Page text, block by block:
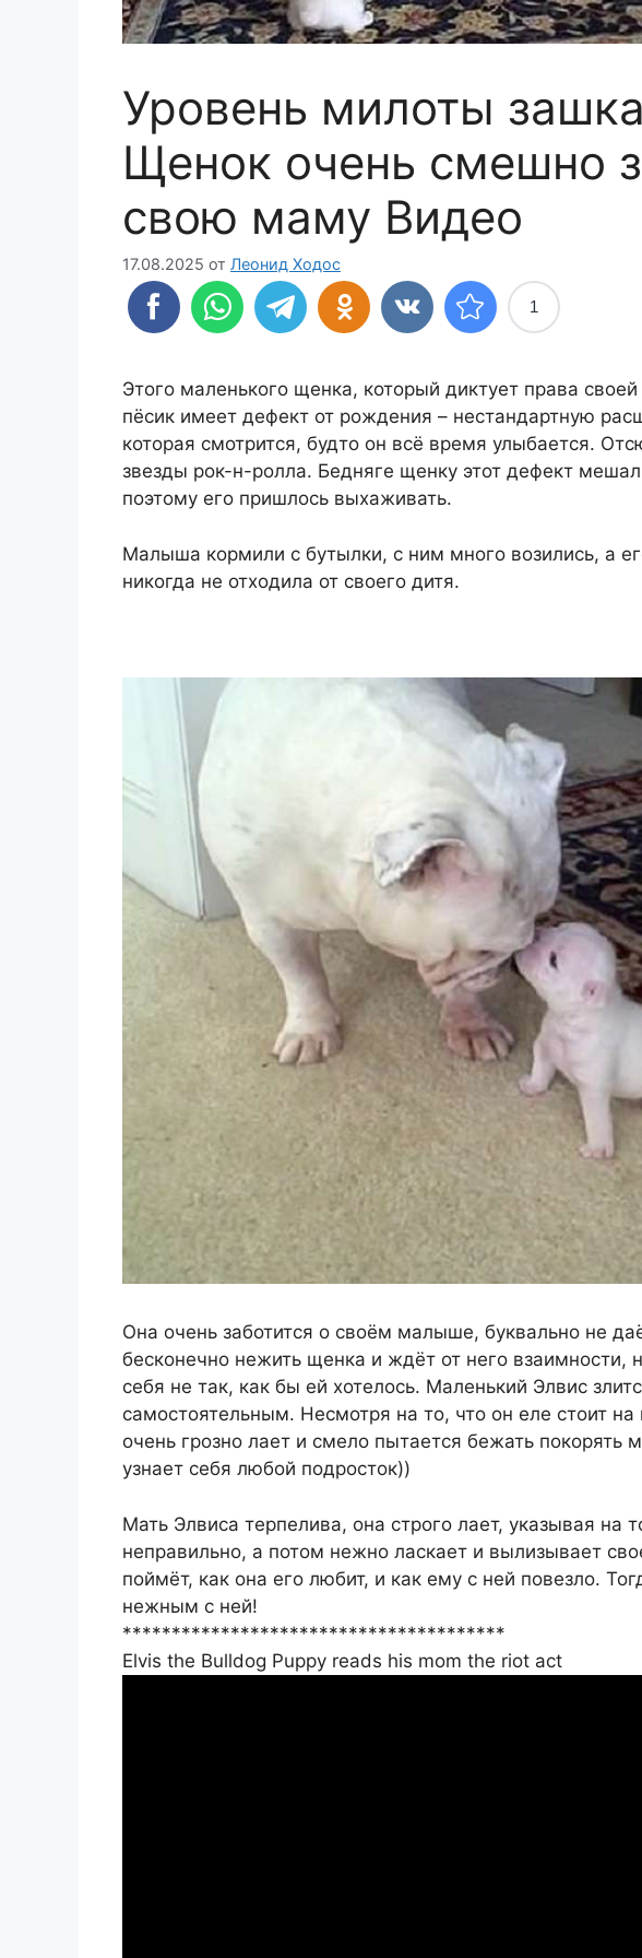
Уровень милоты
Щенок очень смешно
свою маму Видео
17.08.2025 от Леонид Ходос
1
Этого маленького щенка, который диктует права
пёсик имеет дефект от рождения – нестандартную
которая смотрится, будто он всё время улыбается.
звезды рок-н-ролла. Бедняге щенку этот дефект
поэтому его пришлось выхаживать.
Малыша кормили с бутылки, с ним много возились, а
никогда не отходила от своего дитя.
Она очень заботится о своём малыше, буквально не
бесконечно нежить щенка и ждёт от него взаимности,
себя не так, как бы ей хотелось. Маленький Элвис
самостоятельным. Несмотря на то, что он еле стоит
очень грозно лает и смело пытается бежать
узнает себя любой подросток))
Мать Элвиса терпелива, она строго лает, указывая на
неправильно, а потом нежно ласкает и вылизывает
поймёт, как она его любит, и как ему с ней повезло.
нежным с ней!
***************************************
Elvis the Bulldog Puppy reads his mom the riot act